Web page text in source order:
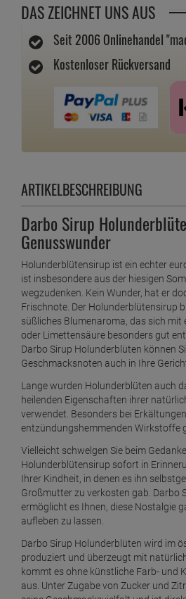
DAS ZEICHNET UNS AUS
Seit 2006 Onlinehandel
Kostenloser Rückversand
ARTIKELBESCHREIBUNG
Darbo Sirup
Genusswunder
Holunderblütensirup ist ein echter
ist insbesondere aus der hiesigen
wegzudenken. Kein Wunder, hat er
Frischnote. Der Holunderblütensirup
süßliches Blumenaroma, das sich mit
oder Limettensäure besonders gut
Darbo Sirup Holunderblüten können
Geschmacksnoten auch in Ihre
Lange wurden Holunderblüten auch
heilenden Eigenschaften ihrer
verwendet. Besonders bei
entzündungshemmenden Wirkstoffe
Vielleicht schwelgen Sie beim
Holunderblütensirup sofort in
Ihrer Kindheit, in denen es ihn
Großmutter zu verkosten gab. Darbo
ermöglicht es Ihnen, diese Nostalgie
aufleben zu lassen.
Darbo Sirup Holunderblüten wird im
produziert und überzeugt mit
kommt es ohne künstliche Farb- und
aus. Unter Zugabe von Zucker und